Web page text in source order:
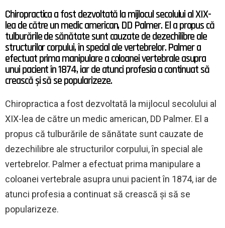
Chiropractica a fost dezvoltată la mijlocul secolului al XIX-
lea de către un medic american, DD Palmer. El a propus că
tulburările de sănătate sunt cauzate de dezechilibre ale
structurilor corpului, în special ale vertebrelor. Palmer a
efectuat prima manipulare a coloanei vertebrale asupra
unui pacient în 1874, iar de atunci profesia a continuat să
crească și să se popularizeze.
Chiropractica a fost dezvoltată la mijlocul secolului al
XIX-lea de către un medic american, DD Palmer. El a
propus că tulburările de sănătate sunt cauzate de
dezechilibre ale structurilor corpului, în special ale
vertebrelor. Palmer a efectuat prima manipulare a
coloanei vertebrale asupra unui pacient în 1874, iar de
atunci profesia a continuat să crească și să se
popularizeze.